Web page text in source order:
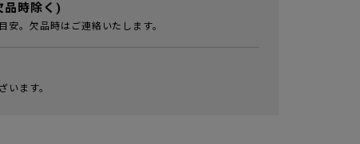
品時除く)
安。欠品時はご連絡いたします。
います。